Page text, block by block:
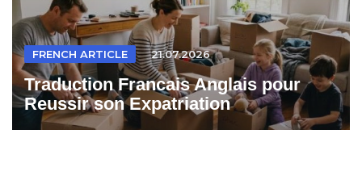
FRENCH ARTICLE 21.07.2026
Traduction Francais Anglais pour
Reussir son Expatriation